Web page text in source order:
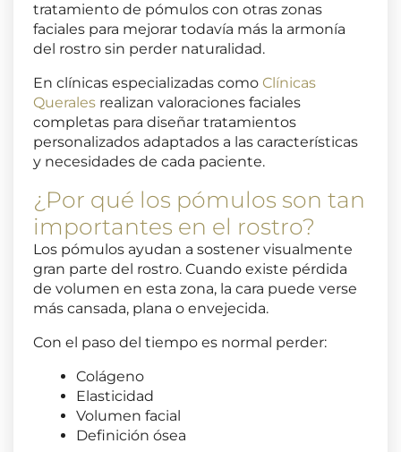
tratamiento de pómulos con otras zonas
faciales para mejorar todavía más la armonía
del rostro sin perder naturalidad.
En clínicas especializadas comoClínicas
Querales realizan valoraciones faciales
completas para diseñar tratamientos
personalizados adaptados a las características
y necesidades de cada paciente.
¿Por qué los pómulos son tan
importantes en el rostro?
Los pómulos ayudan a sostener visualmente
gran parte del rostro. Cuando existe pérdida
de volumen en esta zona, la cara puede verse
más cansada, plana o envejecida.
Con el paso del tiempo es normal perder:
Colágeno
Elasticidad
Volumen facial
Definición ósea